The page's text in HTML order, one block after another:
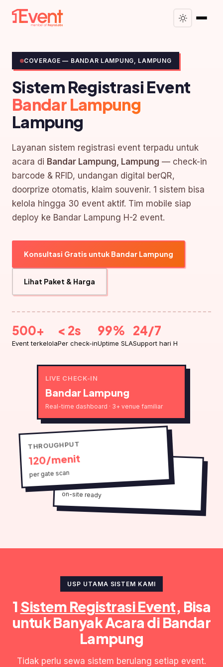
COVERAGE — BANDAR LAMPUNG, LAMPUNG
Sistem Registrasi Event
Bandar Lampung
Lampung
Layanan sistem registrasi event terpadu untuk
acara di Bandar Lampung, Lampung — check-in
barcode & RFID, undangan digital berQR,
doorprize otomatis, klaim souvenir. 1 sistem bisa
kelola hingga 30 event aktif. Tim mobile siap
deploy ke Bandar Lampung H-2 event.
Konsultasi Gratis untuk Bandar Lampung
Lihat Paket & Harga
500+
Event terkelola
< 2s
Per check-in
99%
Uptime SLA
24/7
Support hari H
LIVE CHECK-IN
Bandar Lampung
Real-time dashboard · 3+ venue familiar
THROUGHPUT
120/menit
per gate scan
SETUP
1 hari
on-site ready
USP UTAMA SISTEM KAMI
1 Sistem Registrasi Event, Bisa
untuk Banyak Acara di Bandar
Lampung
Tidak perlu sewa sistem berulang setiap event.